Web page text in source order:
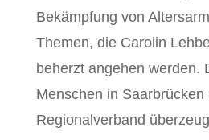
Bekämpfung von
Themen, die Carolin
beherzt angehen werden.
Menschen in Saarbrücken
Regionalverband